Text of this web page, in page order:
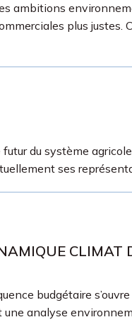
ambitions
plus justes.
du système
ses
CLIMAT
budgétaire
analyse